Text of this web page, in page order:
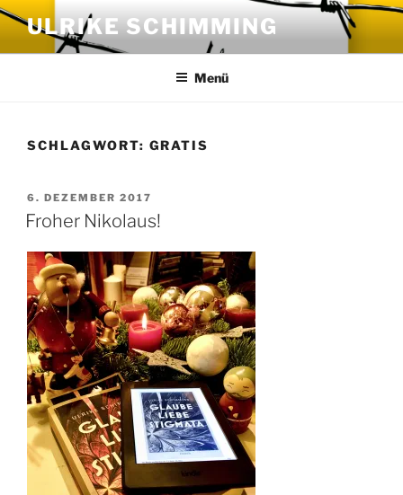
Zum
Inhalt
springen
ULRIKE SCHIMMING
Menü
SCHLAGWORT: GRATIS
VERÖFFENTLICHT
AM
6. DEZEMBER 2017
Froher Nikolaus!